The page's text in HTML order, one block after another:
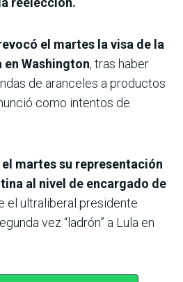
el martes la visa de la
Washington, tras haber
de aranceles a productos
como intentos de
martes su representación
al nivel de encargado de
el ultraliberal presidente
vez “ladrón” a Lula en